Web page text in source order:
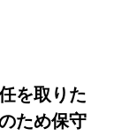
を取りた
ため保守